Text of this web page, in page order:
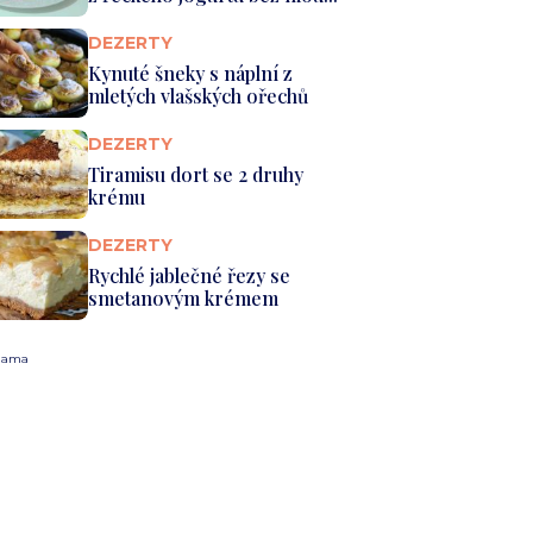
DEZERTY
Kynuté šneky s náplní z
mletých vlašských ořechů
DEZERTY
Tiramisu dort se 2 druhy
krému
DEZERTY
Rychlé jablečné řezy se
smetanovým krémem